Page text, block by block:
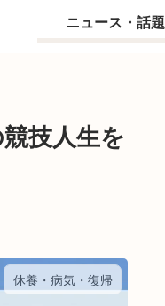
ニュース・話題
技人生を
休養・病気・復帰